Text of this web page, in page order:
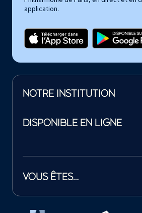
application.
NOTRE INSTITUTION
DISPONIBLE EN LIGNE
VOUS ÊTES…
Tutelles et mécènes de la Philharmonie de